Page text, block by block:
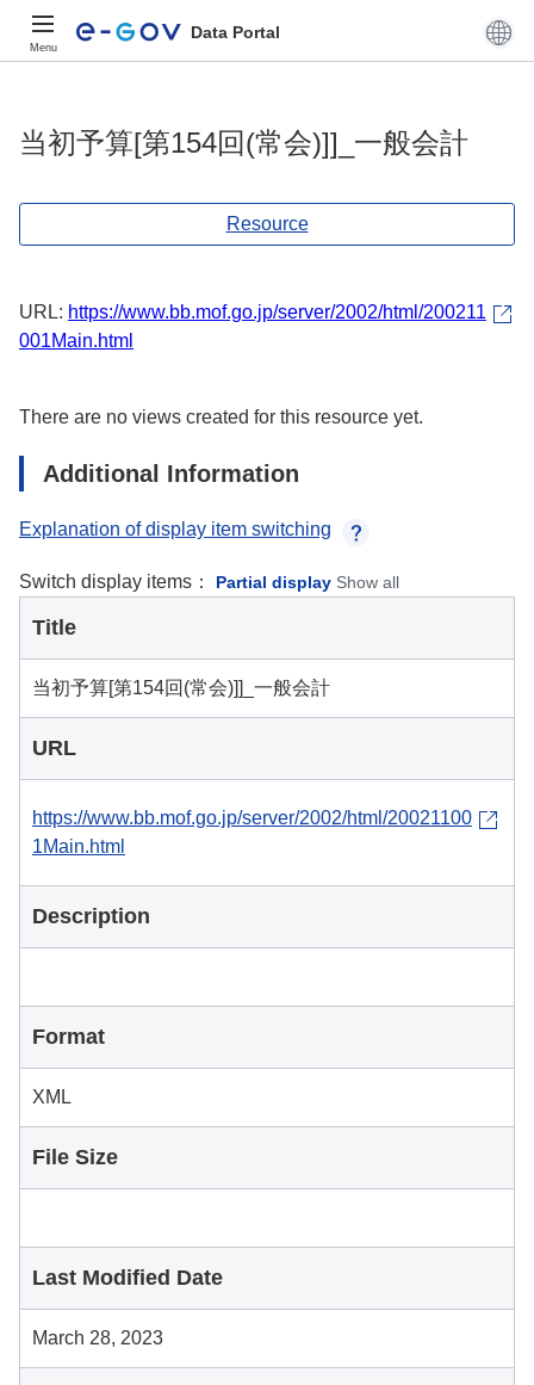
Menu
Data Portal
当初予算[第154回(常会)]]_一般会計
Resource
URL: https://www.bb.mof.go.jp/server/2002/html/200211
001Main.html
There are no views created for this resource yet.
Additional Information
Explanation of display item switching
Switch display items： Partial display Show all
Title
当初予算[第154回(常会)]]_一般会計
URL
https://www.bb.mof.go.jp/server/2002/html/20021100
1Main.html
Description
Format
XML
File Size
Last Modified Date
March 28, 2023